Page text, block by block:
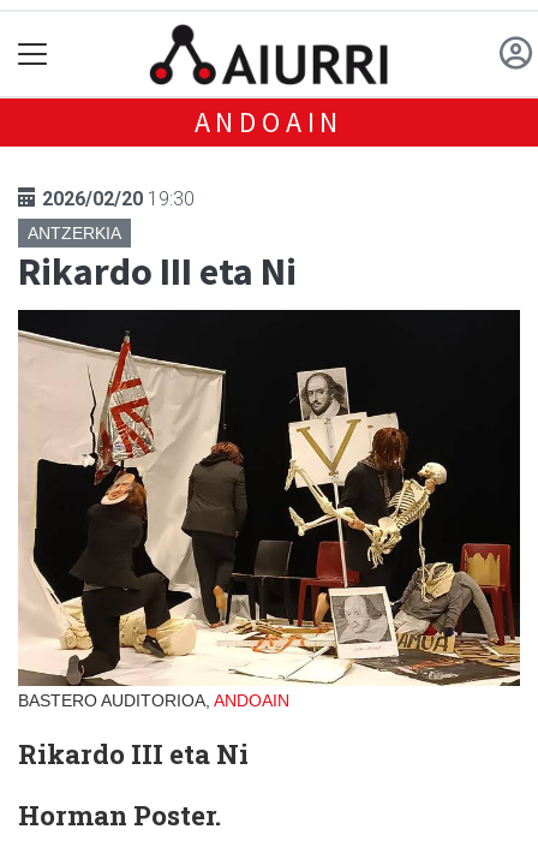
ANDOAIN
2026/02/20 19:30
ANTZERKIA
Rikardo III eta Ni
BASTERO AUDITORIOA, ANDOAIN
Rikardo III eta Ni
Horman Poster.